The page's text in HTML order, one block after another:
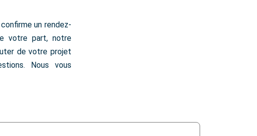
un rendez-
votre part, notre
de votre projet
Nous vous